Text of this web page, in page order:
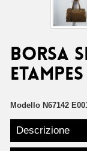
Borsa
Modello N67142
Descrizione